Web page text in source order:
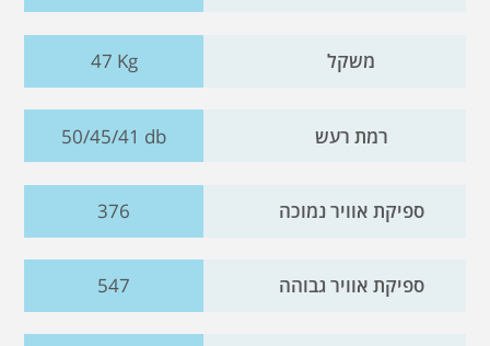
משקל 47 Kg
רמת רעש 50/45/41 db
ספיקת אוויר נמוכה 376
ספיקת אוויר גבוהה 547